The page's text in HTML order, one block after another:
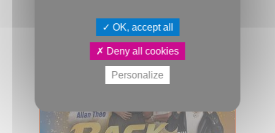
Parc de La Hotoie
OK, accept all
Deny all cookies
Personalize